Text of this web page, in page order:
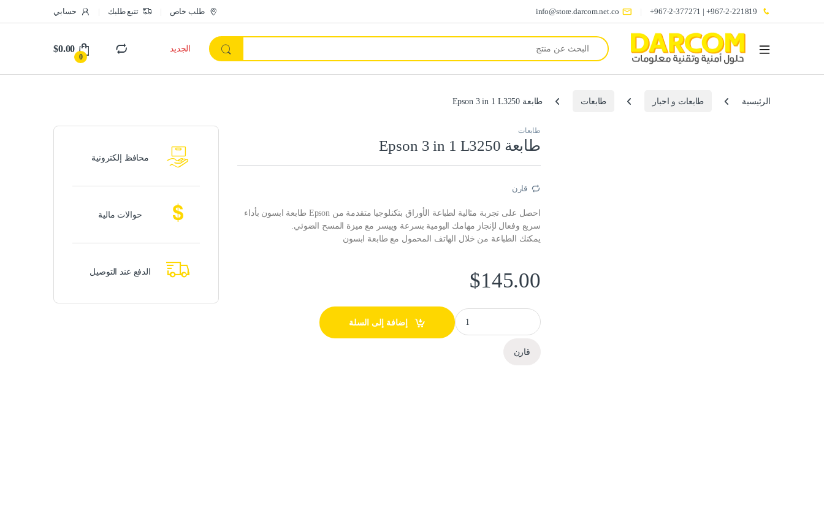
967-2-221819+ | 967-2-377271+
info@store.darcom.net.co طلب خاص تتبع طلبك حسابي
Search for:
الجديد
0
$0.00
الرئيسية طابعات و احبار طابعات طابعة Epson 3 in 1 L3250
طابعات
طابعة Epson 3 in 1 L3250
قارن
احصل على تجربة مثالية لطباعة الأوراق بتكنلوجيا متقدمة من Epson طابعة ابسون بأداء
سريع وفعال لإنجاز مهامك اليومية بسرعة وييسر مع ميزة المسح الضوئي.
يمكنك الطباعة من خلال الهاتف المحمول مع طابعة ابسون
$145.00
طابعة Epson 3 in 1 L3250 quantity
إضافة إلى السلة
قارن
محافظ إلكترونية
حوالات مالية
الدفع عند التوصيل